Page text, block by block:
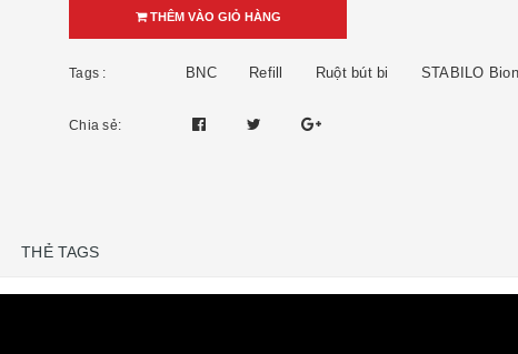
THÊM VÀO GIỎ HÀNG
Tags : BNC Refill Ruột bút bi STABILO
Chia sẻ:
THẺ TAGS